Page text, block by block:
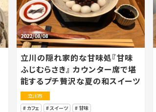
2022/08/08
立川の隠れ家的な甘味処『甘味
ふじむらさき』 カウンター席で堪
能するプチ贅沢な夏の和スイーツ
立川市
カフェ
スイーツ 甘味